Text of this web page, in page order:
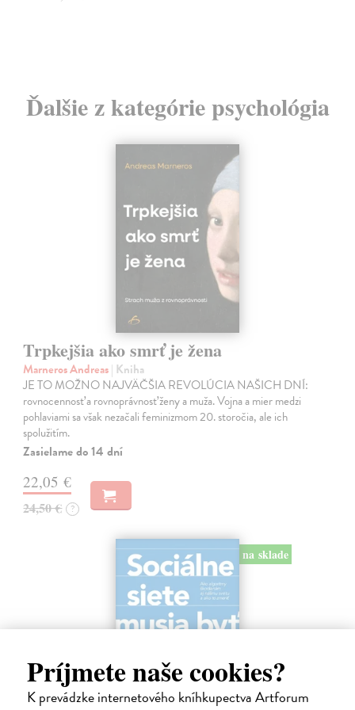
Príjmete naše cookies?
K prevádzke internetového kníhkupectva Artforum
Ďalšie z kategórie psychológia
Trpkejšia ako smrť je žena
Marneros Andreas| Kniha
JE TO MOŽNO NAJVÄČŠIA REVOLÚCIA NAŠICH DNÍ:
rovnocennosť a rovnoprávnosť ženy a muža. Vojna a mier medzi
pohlaviami sa však nezačali feminizmom 20. storočia, ale ich
spolužitím.
Zasielame do 14 dní
22,05 €
24,50 € ?
na sklade